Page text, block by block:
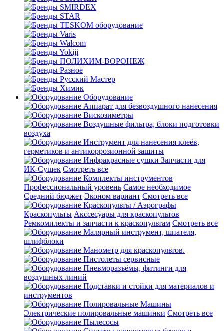
SMIRDEX
STAR
TESKOM оборудование
Varis
Walcom
Yokiji
ПОЛИХИМ-ВОРОНЕЖ
Разное
Русский Мастер
Химик
Оборудование
Аппарат для безвоздушного нанесения
Вискозиметры
Воздушные фильтра, блоки подготовки
воздуха
Инструмент для нанесения клеёв,
герметиков и антикоррозионной зашиты
Инфракрасные сушки Запчасти для
ИК-Сушек Смотреть все
Комплекты инструментов
Профессиональный уровень Самое необходимое
Средний бюджет Эконом вариант Смотреть все
Краскопульты / Аэрографы
Краскопульты Акссесуары для краскопультов
Ремкомплекты и запчасти к краскопультам Смотреть все
Малярный инструмент, шпателя,
шлифблоки
Манометр для краскопультов.
Пистолеты сервисные
Пневморазъёмы, фитинги для
воздушных линий
Подставки и стойки для материалов и
инструментов
Полировальные Машины
Электрические полировальные машинки Смотреть все
Пылесосы